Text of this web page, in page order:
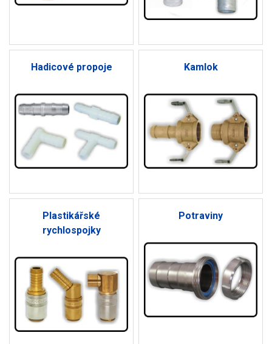
Hadicové propoje Kamlok
Plastikářské
rychlospojky
Potraviny